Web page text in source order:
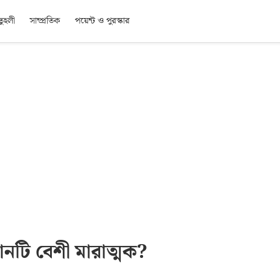
সাম্প্রতিক পয়েন্ট ও পুরস্কার
বেশী মারাত্মক?